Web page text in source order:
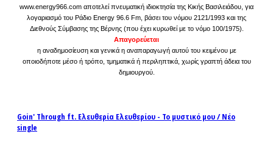
www.energy966.com αποτελεί πνευματική ιδιοκτησία της Κικής Βασιλειάδου, για
λογαριασμό του Ράδιο Energy 96.6 Fm, βάσει του νόμου 2121/1993 και της
Διεθνούς Σύμβασης της Βέρνης (που έχει κυρωθεί με το νόμο 100/1975).
Απαγορεύεται
η αναδημοσίευση και γενικά η αναπαραγωγή αυτού του κειμένου με
οποιοδήποτε μέσο ή τρόπο, τμηματικά ή περιληπτικά, χωρίς γραπτή άδεια του
δημιουργού.
Goin' Through ft. Ελευθερία Ελευθερίου - Το μυστικό μου / Νέο
single